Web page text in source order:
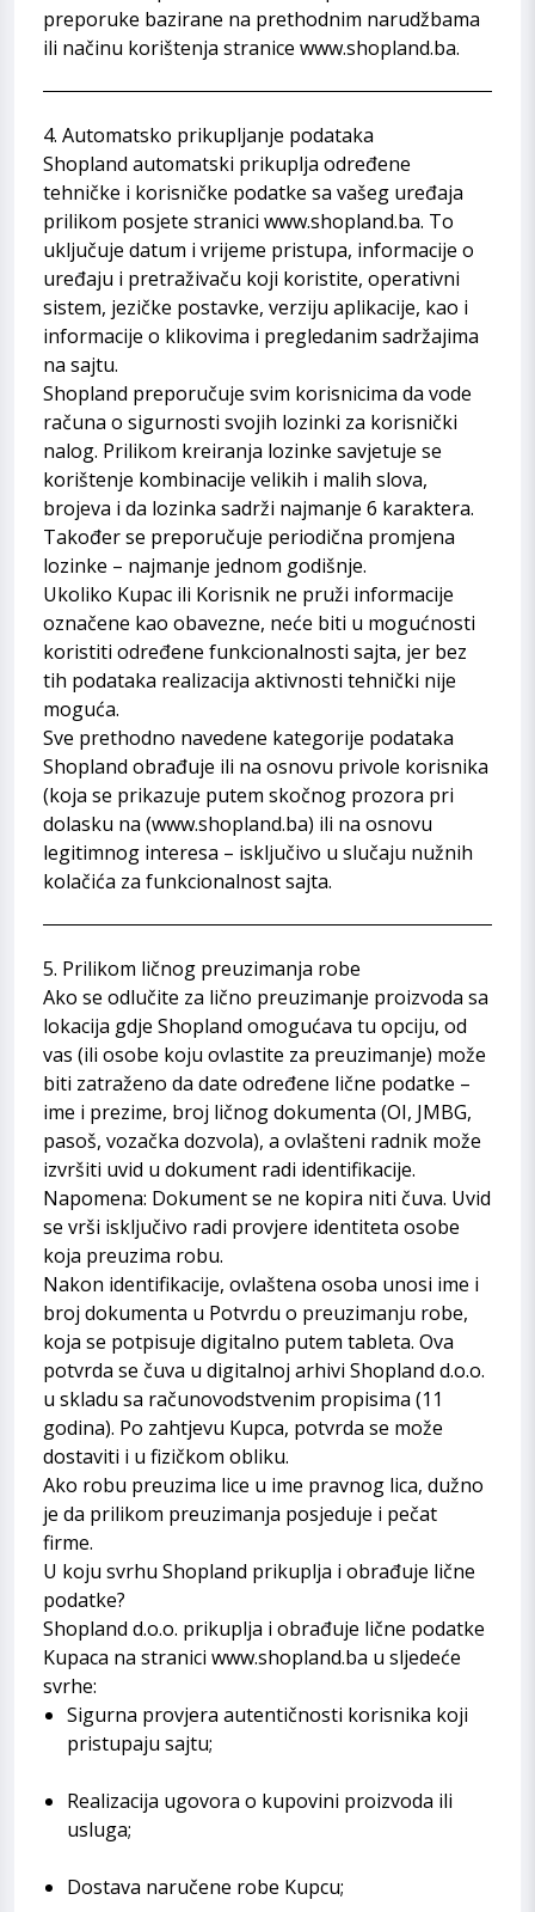
preporuke bazirane na prethodnim narudžbama
ili načinu korištenja stranice www.shopland.ba.
4. Automatsko prikupljanje podataka
Shopland automatski prikuplja određene
tehničke i korisničke podatke sa vašeg uređaja
prilikom posjete stranici www.shopland.ba. To
uključuje datum i vrijeme pristupa, informacije o
uređaju i pretraživaču koji koristite, operativni
sistem, jezičke postavke, verziju aplikacije, kao i
informacije o klikovima i pregledanim sadržajima
na sajtu.
Shopland preporučuje svim korisnicima da vode
računa o sigurnosti svojih lozinki za korisnički
nalog. Prilikom kreiranja lozinke savjetuje se
korištenje kombinacije velikih i malih slova,
brojeva i da lozinka sadrži najmanje 6 karaktera.
Također se preporučuje periodična promjena
lozinke – najmanje jednom godišnje.
Ukoliko Kupac ili Korisnik ne pruži informacije
označene kao obavezne, neće biti u mogućnosti
koristiti određene funkcionalnosti sajta, jer bez
tih podataka realizacija aktivnosti tehnički nije
moguća.
Sve prethodno navedene kategorije podataka
Shopland obrađuje ili na osnovu privole korisnika
(koja se prikazuje putem skočnog prozora pri
dolasku na (www.shopland.ba) ili na osnovu
legitimnog interesa – isključivo u slučaju nužnih
kolačića za funkcionalnost sajta.
5. Prilikom ličnog preuzimanja robe
Ako se odlučite za lično preuzimanje proizvoda sa
lokacija gdje Shopland omogućava tu opciju, od
vas (ili osobe koju ovlastite za preuzimanje) može
biti zatraženo da date određene lične podatke –
ime i prezime, broj ličnog dokumenta (OI, JMBG,
pasoš, vozačka dozvola), a ovlašteni radnik može
izvršiti uvid u dokument radi identifikacije.
Napomena: Dokument se ne kopira niti čuva. Uvid
se vrši isključivo radi provjere identiteta osobe
koja preuzima robu.
Nakon identifikacije, ovlaštena osoba unosi ime i
broj dokumenta u Potvrdu o preuzimanju robe,
koja se potpisuje digitalno putem tableta. Ova
potvrda se čuva u digitalnoj arhivi Shopland d.o.o.
u skladu sa računovodstvenim propisima (11
godina). Po zahtjevu Kupca, potvrda se može
dostaviti i u fizičkom obliku.
Ako robu preuzima lice u ime pravnog lica, dužno
je da prilikom preuzimanja posjeduje i pečat
firme.
U koju svrhu Shopland prikuplja i obrađuje lične
podatke?
Shopland d.o.o. prikuplja i obrađuje lične podatke
Kupaca na stranici www.shopland.ba u sljedeće
svrhe:
Sigurna provjera autentičnosti korisnika koji
pristupaju sajtu;
Realizacija ugovora o kupovini proizvoda ili
usluga;
Dostava naručene robe Kupcu;